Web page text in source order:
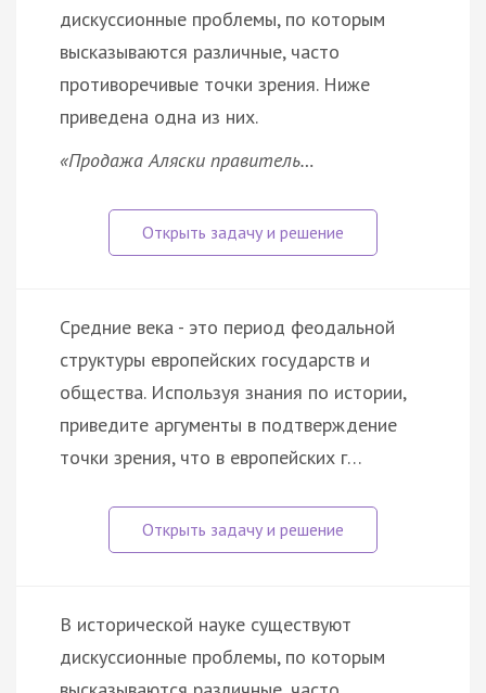
дискуссионные проблемы, по которым
высказываются различные, часто
противоречивые точки зрения. Ниже
приведена одна из них.
«Продажа Аляски правитель…
Средние века - это период феодальной
структуры европейских государств и
общества. Используя знания по истории,
приведите аргументы в подтверждение
точки зрения, что в европейских г…
В исторической науке существуют
дискуссионные проблемы, по которым